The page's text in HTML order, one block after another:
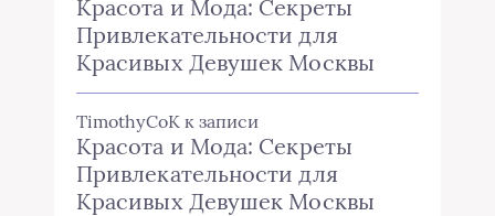
Красота и Мода: Секреты
Привлекательности для
Красивых Девушек Москвы
TimothyCoK к записи
Красота и Мода: Секреты
Привлекательности для
Красивых Девушек Москвы